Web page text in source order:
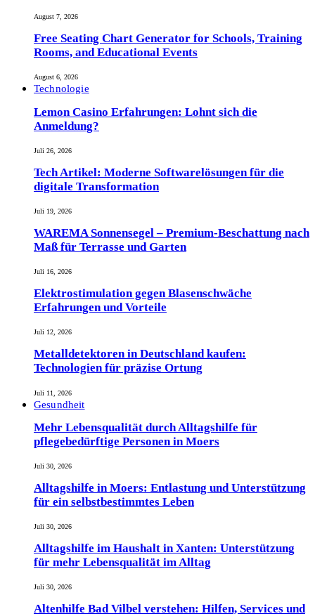
August 7, 2026
Free Seating Chart Generator for Schools, Training
Rooms, and Educational Events
August 6, 2026
Technologie
Lemon Casino Erfahrungen: Lohnt sich die
Anmeldung?
Juli 26, 2026
Tech Artikel: Moderne Softwarelösungen für die
digitale Transformation
Juli 19, 2026
WAREMA Sonnensegel – Premium-Beschattung nach
Maß für Terrasse und Garten
Juli 16, 2026
Elektrostimulation gegen Blasenschwäche
Erfahrungen und Vorteile
Juli 12, 2026
Metalldetektoren in Deutschland kaufen:
Technologien für präzise Ortung
Juli 11, 2026
Gesundheit
Mehr Lebensqualität durch Alltagshilfe für
pflegebedürftige Personen in Moers
Juli 30, 2026
Alltagshilfe in Moers: Entlastung und Unterstützung
für ein selbstbestimmtes Leben
Juli 30, 2026
Alltagshilfe im Haushalt in Xanten: Unterstützung
für mehr Lebensqualität im Alltag
Juli 30, 2026
Altenhilfe Bad Vilbel verstehen: Hilfen, Services und